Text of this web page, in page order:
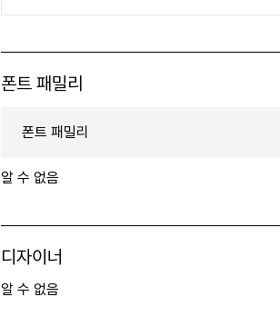
폰트 패밀리
폰트 패밀리
알 수 없음
디자이너
알 수 없음